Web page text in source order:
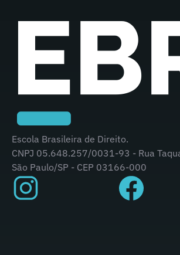
Escola Brasileira de Direito.
CNPJ 05.648.257/0031-93 - Rua
São Paulo/SP - CEP 03166-000